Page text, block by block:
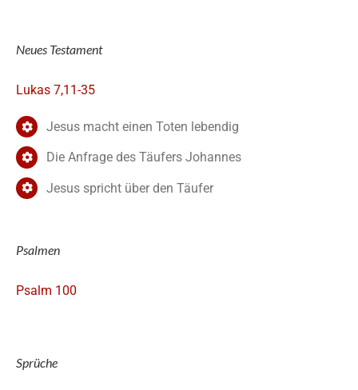
Neues Testament
Lukas 7,11-35
Jesus macht einen Toten lebendig
Die Anfrage des Täufers Johannes
Jesus spricht über den Täufer
Psalmen
Psalm 100
Sprüche